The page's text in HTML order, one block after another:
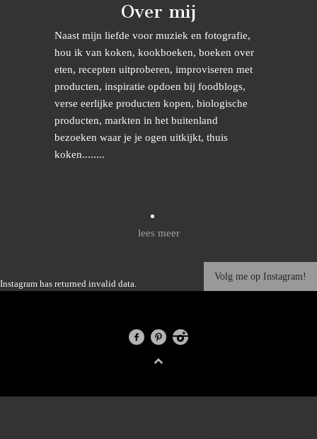
Over mij
Naast mijn liefde voor muziek en fotografie,
hou ik van koken, kookboeken, boeken over
eten, recepten uitproberen, improviseren met
producten, inspiratie opdoen bij foodblogs,
verse eerlijke producten kopen, biologische
producten, markten in het buitenland
bezoeken waar je je ogen uitkijkt, thuis
koken........
lees meer
Instagram has returned invalid data.
Volg me op Instagram!